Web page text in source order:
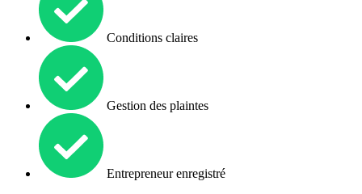
Conditions claires
Gestion des plaintes
Entrepreneur enregistré